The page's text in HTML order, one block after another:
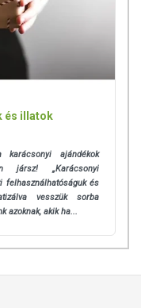
és illatok
ajándékok
„Karácsonyi
felhasználhatóságuk és
vesszük sorba
azoknak, akik ha...